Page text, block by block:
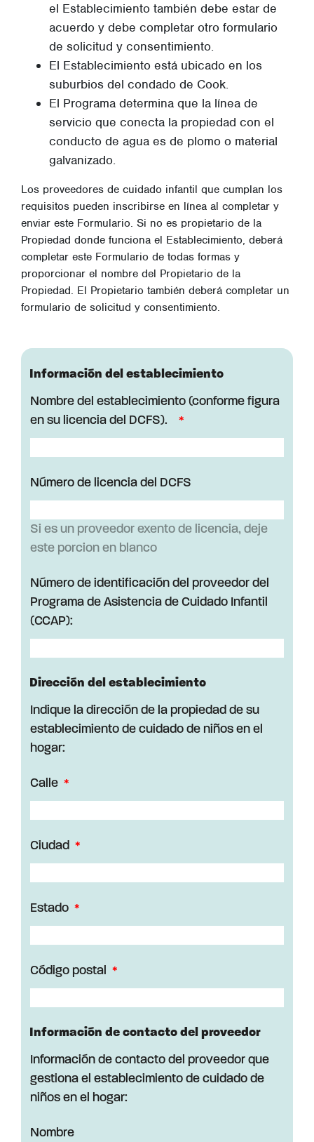
el Establecimiento también debe estar de
acuerdo y debe completar otro formulario
de solicitud y consentimiento.
El Establecimiento está ubicado en los
suburbios del condado de Cook.
El Programa determina que la línea de
servicio que conecta la propiedad con el
conducto de agua es de plomo o material
galvanizado.
Los proveedores de cuidado infantil que cumplan los
requisitos pueden inscribirse en línea al completar y
enviar este Formulario. Si no es propietario de la
Propiedad donde funciona el Establecimiento, deberá
completar este Formulario de todas formas y
proporcionar el nombre del Propietario de la
Propiedad. El Propietario también deberá completar un
formulario de solicitud y consentimiento.
Información del establecimiento
Nombre del establecimiento (conforme figura
en su licencia del DCFS).
Número de licencia del DCFS
Si es un proveedor exento de licencia, deje
este porcion en blanco
Número de identificación del proveedor del
Programa de Asistencia de Cuidado Infantil
(CCAP):
Dirección del establecimiento
Indique la dirección de la propiedad de su
establecimiento de cuidado de niños en el
hogar:
Calle
Ciudad
Estado
Código postal
Información de contacto del proveedor
Información de contacto del proveedor que
gestiona el establecimiento de cuidado de
niños en el hogar:
Nombre